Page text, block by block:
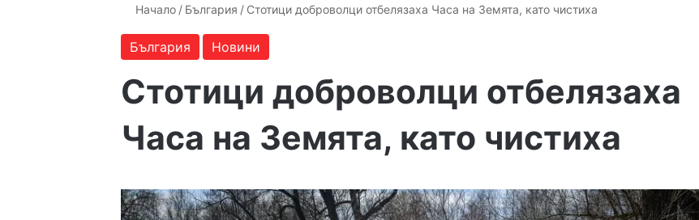
Начало / България / Стотици доброволци отбелязаха Часа на Земята, като чистиха
България Новини
Стотици доброволци отбелязаха
Часа на Земята, като чистиха